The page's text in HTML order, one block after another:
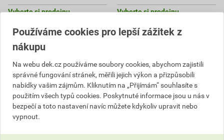
Vyberte si prodejnu
Do košíku
361,67 Kč celkem s DPH
Vyberte si prodejnu
Do košíku
157,54 Kč celkem s DPH
Používáme cookies pro lepší zážitek z
nákupu
Na webu dek.cz používáme soubory cookies, abychom zajistili
správné fungování stránek, měřili jejich výkon a přizpůsobili
nabídky vašim zájmům. Kliknutím na „Přijímám“ souhlasíte s
použitím všech typů cookies. Poskytnuté informace jsou u nás v
bezpečí a toto nastavení navíc můžete kdykoliv upravit nebo
vypnout.